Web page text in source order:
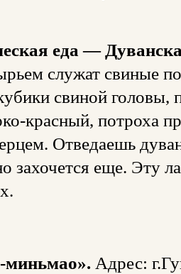
еда —
служат свиные
свиной
красный, потроха
Отведаешь
захочется еще. Эту
миньмао». Адрес: